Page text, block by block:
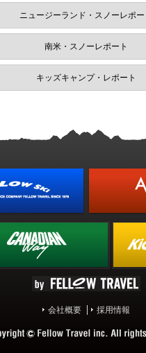
ニュージーランド・スノーレポー
南米・スノーレポート
キッズキャンプ・レポート
会社概要 採用情報